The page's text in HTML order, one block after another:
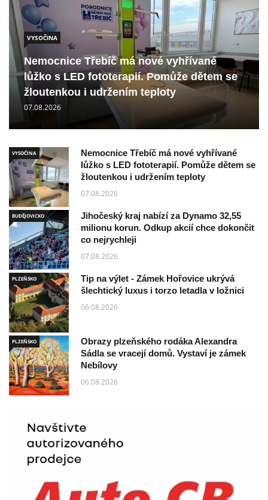
VYSOČINA
Nemocnice Třebíč má nové vyhřívané
lůžko s LED fototerapií. Pomůže dětem se
žloutenkou i udržením teploty
07.08.2026
VYSOČINA
Nemocnice Třebíč má nové vyhřívané
lůžko s LED fototerapií. Pomůže dětem se
žloutenkou i udržením teploty
07.08.2026
BUDĚJOVICKO
Jihočeský kraj nabízí za Dynamo 32,55
milionu korun. Odkup akcií chce dokončit
co nejrychleji
07.08.2026
PLZEŇSKO
Tip na výlet - Zámek Hořovice ukrývá
šlechtický luxus i torzo letadla v ložnici
06.08.2026
PLZEŇSKO
Obrazy plzeňského rodáka Alexandra
Sádla se vracejí domů. Vystaví je zámek
Nebílovy
06.08.2026